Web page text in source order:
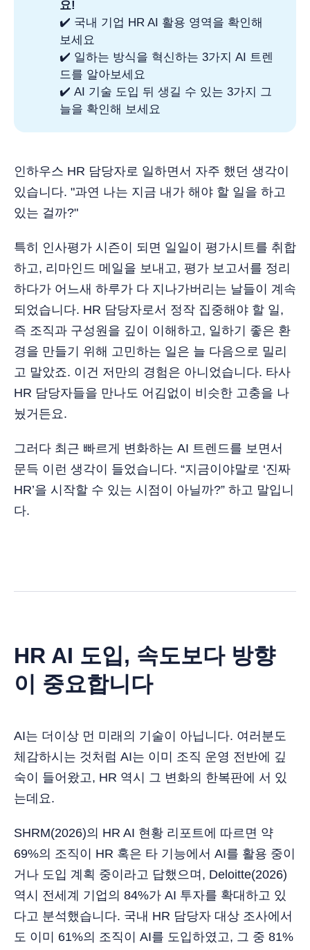
요!
✔️ 국내 기업 HR AI 활용 영역을 확인해
보세요
✔️ 일하는 방식을 혁신하는 3가지 AI 트렌
드를 알아보세요
✔️ AI 기술 도입 뒤 생길 수 있는 3가지 그
늘을 확인해 보세요
인하우스 HR 담당자로 일하면서 자주 했던 생각이
있습니다. "과연 나는 지금 내가 해야 할 일을 하고
있는 걸까?"
특히 인사평가 시즌이 되면 일일이 평가시트를 취합
하고, 리마인드 메일을 보내고, 평가 보고서를 정리
하다가 어느새 하루가 다 지나가버리는 날들이 계속
되었습니다. HR 담당자로서 정작 집중해야 할 일,
즉 조직과 구성원을 깊이 이해하고, 일하기 좋은 환
경을 만들기 위해 고민하는 일은 늘 다음으로 밀리
고 말았죠. 이건 저만의 경험은 아니었습니다. 타사
HR 담당자들을 만나도 어김없이 비슷한 고충을 나
눴거든요.
그러다 최근 빠르게 변화하는 AI 트렌드를 보면서
문득 이런 생각이 들었습니다. “지금이야말로 ‘진짜
HR’을 시작할 수 있는 시점이 아닐까?” 하고 말입니
다.
HR AI 도입, 속도보다 방향
이 중요합니다
AI는 더이상 먼 미래의 기술이 아닙니다. 여러분도
체감하시는 것처럼 AI는 이미 조직 운영 전반에 깊
숙이 들어왔고, HR 역시 그 변화의 한복판에 서 있
는데요.
SHRM(2026)의 HR AI 현황 리포트에 따르면 약
69%의 조직이 HR 혹은 타 기능에서 AI를 활용 중이
거나 도입 계획 중이라고 답했으며, Deloitte(2026)
역시 전세계 기업의 84%가 AI 투자를 확대하고 있
다고 분석했습니다. 국내 HR 담당자 대상 조사에서
도 이미 61%의 조직이 AI를 도입하였고, 그 중 81%